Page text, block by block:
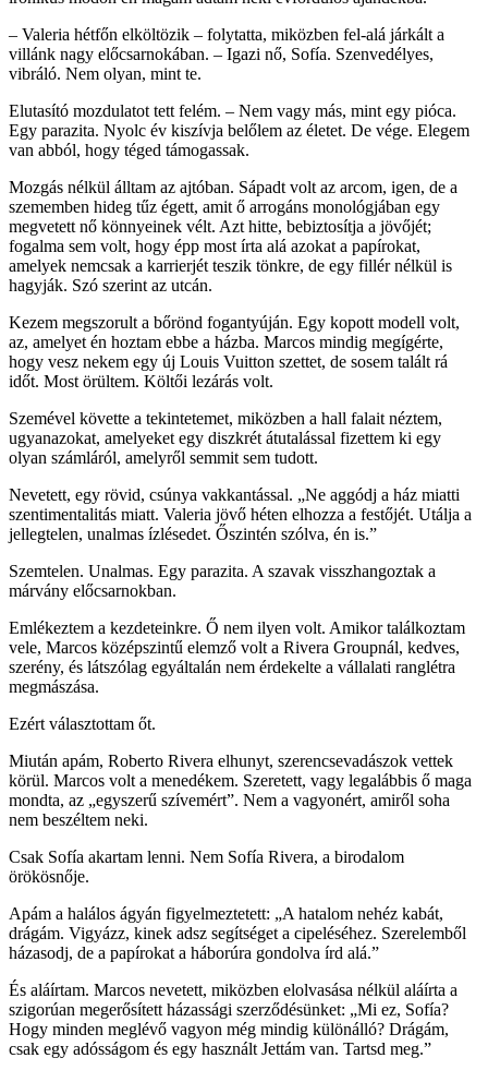
– Valeria hétfőn elköltözik – folytatta, miközben fel-alá járkált a
villánk nagy előcsarnokában. – Igazi nő, Sofía. Szenvedélyes,
vibráló. Nem olyan, mint te.
Elutasító mozdulatot tett felém. – Nem vagy más, mint egy pióca.
Egy parazita. Nyolc év kiszívja belőlem az életet. De vége. Elegem
van abból, hogy téged támogassak.
Mozgás nélkül álltam az ajtóban. Sápadt volt az arcom, igen, de a
szememben hideg tűz égett, amit ő arrogáns monológjában egy
megvetett nő könnyeinek vélt. Azt hitte, bebiztosítja a jövőjét;
fogalma sem volt, hogy épp most írta alá azokat a papírokat,
amelyek nemcsak a karrierjét teszik tönkre, de egy fillér nélkül is
hagyják. Szó szerint az utcán.
Kezem megszorult a bőrönd fogantyúján. Egy kopott modell volt,
az, amelyet én hoztam ebbe a házba. Marcos mindig megígérte,
hogy vesz nekem egy új Louis Vuitton szettet, de sosem talált rá
időt. Most örültem. Költői lezárás volt.
Szemével követte a tekintetemet, miközben a hall falait néztem,
ugyanazokat, amelyeket egy diszkrét átutalással fizettem ki egy
olyan számláról, amelyről semmit sem tudott.
Nevetett, egy rövid, csúnya vakkantással. „Ne aggódj a ház miatti
szentimentalitás miatt. Valeria jövő héten elhozza a festőjét. Utálja a
jellegtelen, unalmas ízlésedet. Őszintén szólva, én is.”
Szemtelen. Unalmas. Egy parazita. A szavak visszhangoztak a
márvány előcsarnokban.
Emlékeztem a kezdeteinkre. Ő nem ilyen volt. Amikor találkoztam
vele, Marcos középszintű elemző volt a Rivera Groupnál, kedves,
szerény, és látszólag egyáltalán nem érdekelte a vállalati ranglétra
megmászása.
Ezért választottam őt.
Miután apám, Roberto Rivera elhunyt, szerencsevadászok vettek
körül. Marcos volt a menedékem. Szeretett, vagy legalábbis ő maga
mondta, az „egyszerű szívemért”. Nem a vagyonért, amiről soha
nem beszéltem neki.
Csak Sofía akartam lenni. Nem Sofía Rivera, a birodalom
örökösnője.
Apám a halálos ágyán figyelmeztetett: „A hatalom nehéz kabát,
drágám. Vigyázz, kinek adsz segítséget a cipeléséhez. Szerelemből
házasodj, de a papírokat a háborúra gondolva írd alá.”
És aláírtam. Marcos nevetett, miközben elolvasása nélkül aláírta a
szigorúan megerősített házassági szerződésünket: „Mi ez, Sofía?
Hogy minden meglévő vagyon még mindig különálló? Drágám,
csak egy adósságom és egy használt Jettám van. Tartsd meg.”